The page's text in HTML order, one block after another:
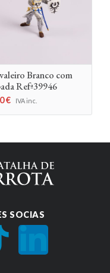
Branco com
Refª39946
€ IVA inc.
SOCIAS